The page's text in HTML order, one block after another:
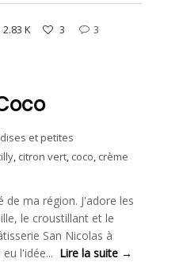
2.83 K 3 3
et petites
, citron vert, coco, crème
de ma région. J'adore les
le croustillant et le
San Nicolas à
l'idée... Lire la suite →